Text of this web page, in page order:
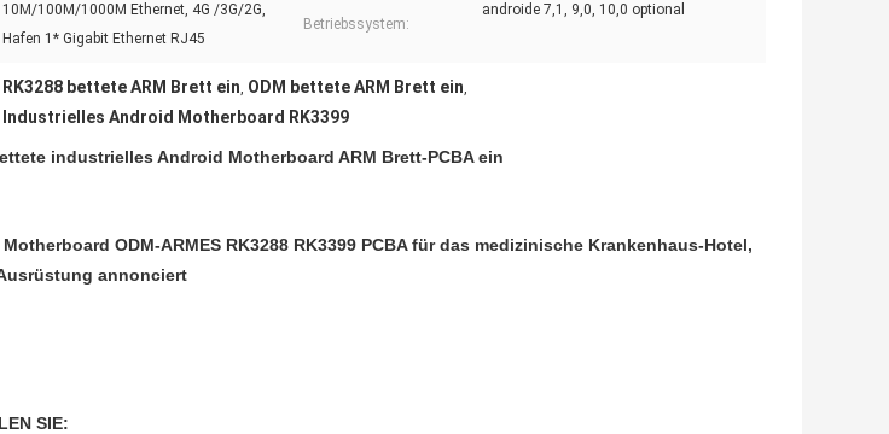
10M/100M/1000M Ethernet, 4G /3G/2G,
Hafen 1* Gigabit Ethernet RJ45
Betriebssystem:
androide 7,1, 9,0, 10,0 optional
RK3288 bettete ARM Brett ein, ODM bettete ARM Brett ein,
Industrielles Android Motherboard RK3399
industrielles Android Motherboard ARM Brett-PCBA ein
ODM-ARMES RK3288 RK3399 PCBA für das medizinische Krankenhaus-Hotel,
annonciert
SIE: